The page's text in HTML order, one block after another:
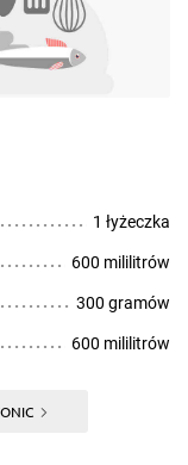
1 łyżeczka
600 mililitrów
300 gramów
600 mililitrów